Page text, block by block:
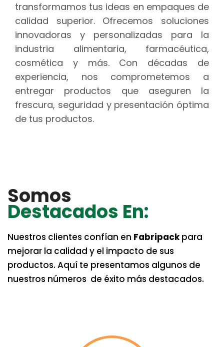
transformamos tus ideas en empaques de
calidad superior. Ofrecemos soluciones
innovadoras y personalizadas para la
industria alimentaria, farmacéutica,
cosmética y más. Con décadas de
experiencia, nos comprometemos a
entregar productos que aseguren la
frescura, seguridad y presentación óptima
de tus productos.
Somos
Destacados En:
Nuestros clientes confían en Fabripackpara
mejorar la calidad y el impacto de sus
productos. Aquí te presentamos algunos de
nuestros números de éxito más destacados.